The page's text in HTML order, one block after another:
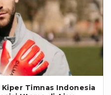
Timnas Indonesia